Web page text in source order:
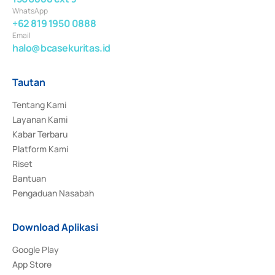
WhatsApp
+62 819 1950 0888
Email
halo@bcasekuritas.id
Tautan
Tentang Kami
Layanan Kami
Kabar Terbaru
Platform Kami
Riset
Bantuan
Pengaduan Nasabah
Download Aplikasi
Google Play
App Store